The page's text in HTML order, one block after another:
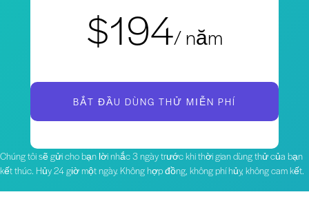
$194/ năm
BẮT ĐẦU DÙNG THỬ MIỄN PHÍ
Chúng tôi sẽ gửi cho bạn lời nhắc 3 ngày trước khi thời gian dùng thử của bạn
kết thúc. Hủy 24 giờ một ngày. Không hợp đồng, không phí hủy, không cam kết.